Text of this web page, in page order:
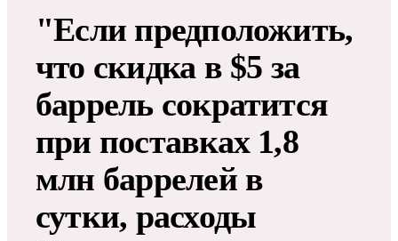
"Если предположить,
что скидка в $5 за
баррель сократится
при поставках 1,8
млн баррелей в
сутки, расходы